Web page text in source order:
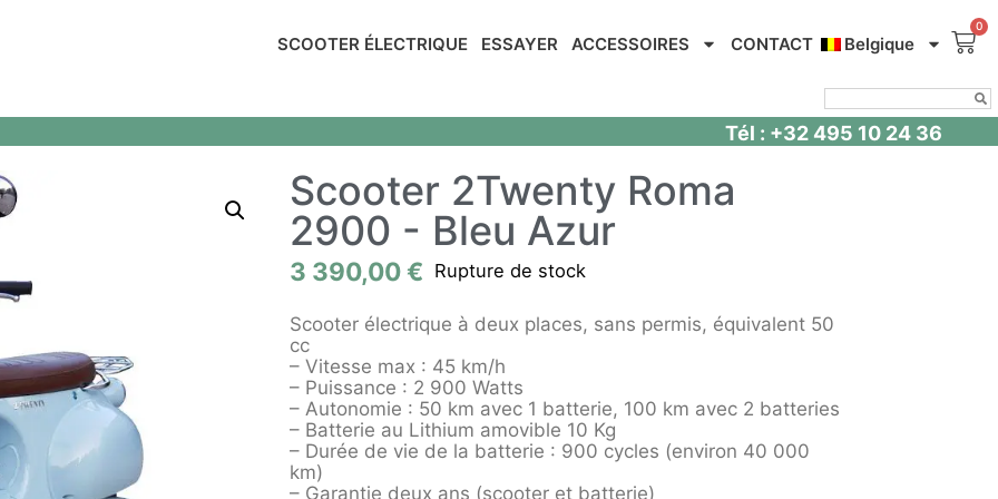
SCOOTER ÉLECTRIQUE ESSAYER ACCESSOIRES CONTACT Belgique
Tél : +32 495 10 24 36
Scooter 2Twenty Roma
2900 - Bleu Azur
3 390,00€ Rupture de stock
Scooter électrique à deux places, sans permis, équivalent 50
cc
– Vitesse max : 45 km/h
– Puissance : 2 900 Watts
– Autonomie : 50 km avec 1 batterie, 100 km avec 2 batteries
– Batterie au Lithium amovible 10 Kg
– Durée de vie de la batterie : 900 cycles (environ 40 000
km)
– Garantie deux ans (scooter et batterie)